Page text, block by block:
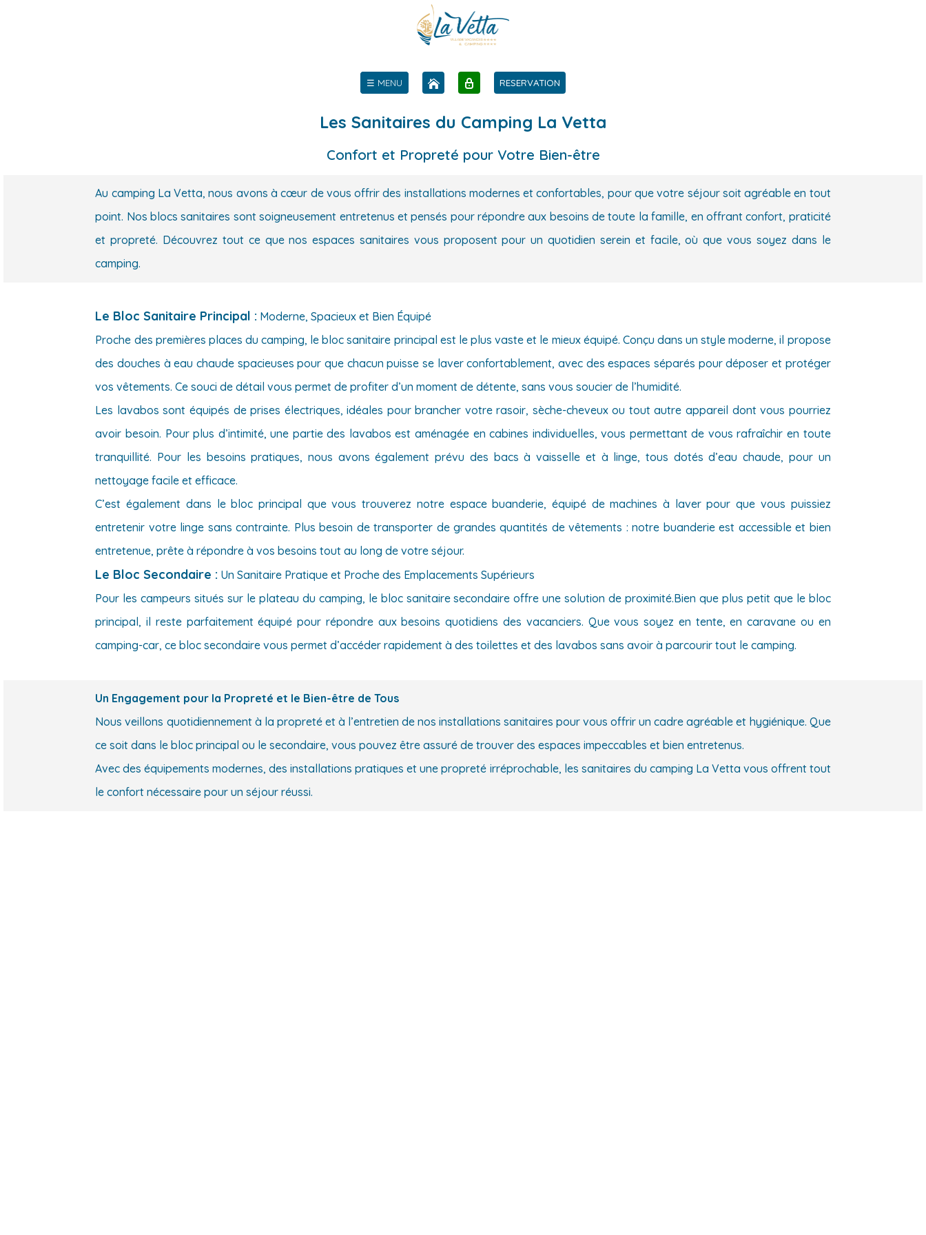
☰ MENU RESERVATION
Les Sanitaires du Camping La Vetta
Confort et Propreté pour Votre Bien-être
Au camping La Vetta, nous avons à cœur de vous offrir des installations modernes et confortables, pour que votre séjour soit agréable en tout
point. Nos blocs sanitaires sont soigneusement entretenus et pensés pour répondre aux besoins de toute la famille, en offrant confort, praticité
et propreté. Découvrez tout ce que nos espaces sanitaires vous proposent pour un quotidien serein et facile, où que vous soyez dans le
camping.
Le Bloc Sanitaire Principal : Moderne, Spacieux et Bien Équipé
Proche des premières places du camping, le bloc sanitaire principal est le plus vaste et le mieux équipé. Conçu dans un style moderne, il propose
des douches à eau chaude spacieuses pour que chacun puisse se laver confortablement, avec des espaces séparés pour déposer et protéger
vos vêtements. Ce souci de détail vous permet de profiter d’un moment de détente, sans vous soucier de l’humidité.
Les lavabos sont équipés de prises électriques, idéales pour brancher votre rasoir, sèche-cheveux ou tout autre appareil dont vous pourriez
avoir besoin. Pour plus d’intimité, une partie des lavabos est aménagée en cabines individuelles, vous permettant de vous rafraîchir en toute
tranquillité. Pour les besoins pratiques, nous avons également prévu des bacs à vaisselle et à linge, tous dotés d’eau chaude, pour un
nettoyage facile et efficace.
C’est également dans le bloc principal que vous trouverez notre espace buanderie, équipé de machines à laver pour que vous puissiez
entretenir votre linge sans contrainte. Plus besoin de transporter de grandes quantités de vêtements : notre buanderie est accessible et bien
entretenue, prête à répondre à vos besoins tout au long de votre séjour.
Le Bloc Secondaire : Un Sanitaire Pratique et Proche des Emplacements Supérieurs
Pour les campeurs situés sur le plateau du camping, le bloc sanitaire secondaire offre une solution de proximité.Bien que plus petit que le bloc
principal, il reste parfaitement équipé pour répondre aux besoins quotidiens des vacanciers. Que vous soyez en tente, en caravane ou en
camping-car, ce bloc secondaire vous permet d’accéder rapidement à des toilettes et des lavabos sans avoir à parcourir tout le camping.
Un Engagement pour la Propreté et le Bien-être de Tous
Nous veillons quotidiennement à la propreté et à l’entretien de nos installations sanitaires pour vous offrir un cadre agréable et hygiénique. Que
ce soit dans le bloc principal ou le secondaire, vous pouvez être assuré de trouver des espaces impeccables et bien entretenus.
Avec des équipements modernes, des installations pratiques et une propreté irréprochable, les sanitaires du camping La Vetta vous offrent tout
le confort nécessaire pour un séjour réussi.